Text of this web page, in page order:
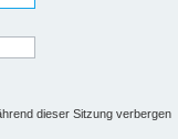
dieser Sitzung verbergen